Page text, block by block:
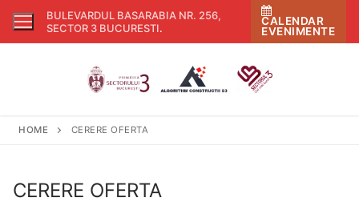
Skip
BULEVARDUL BASARABIA NR. 256,
SECTOR 3 BUCURESTI.
CALENDAR
EVENIMENTE
HOME CERERE OFERTA
CERERE OFERTA